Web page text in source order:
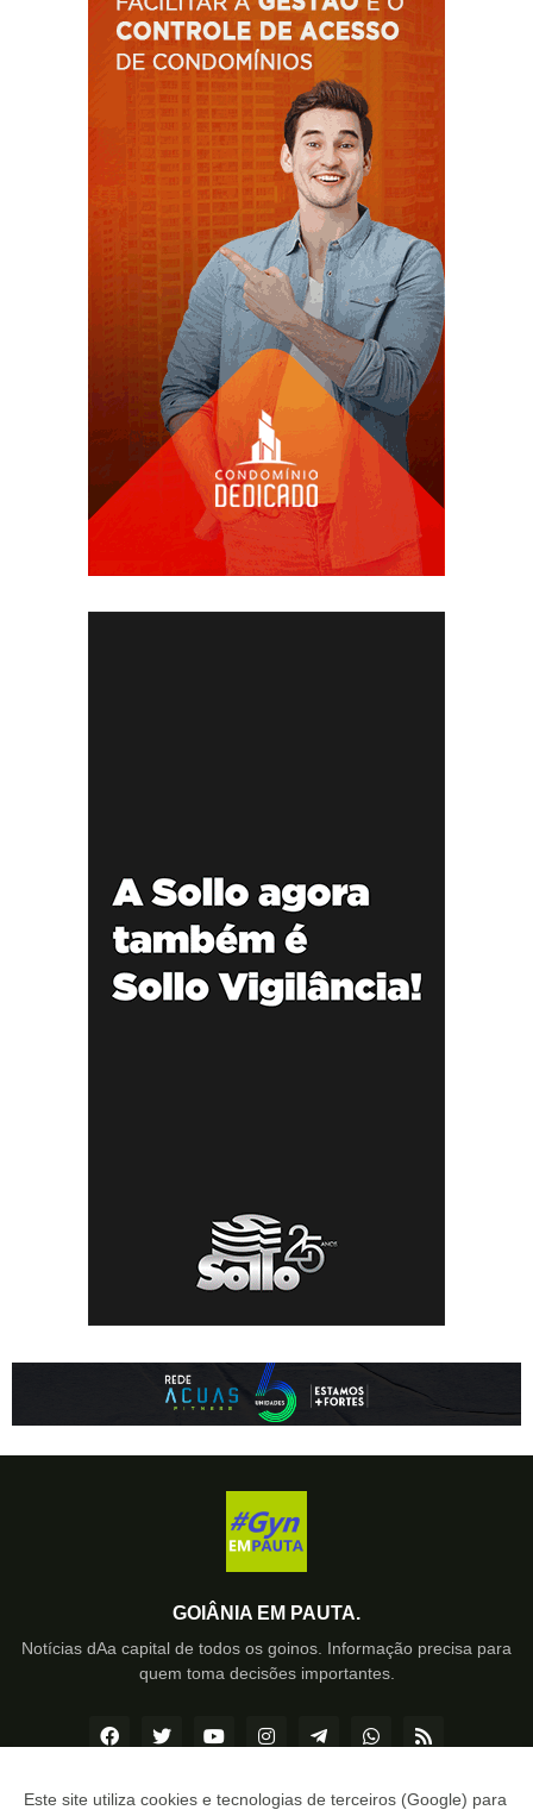
GOIÂNIA EM PAUTA.
Notícias dAa capital de todos os goinos. Informação precisa para
quem toma decisões importantes.
Este site utiliza cookies e tecnologias de terceiros (Google) para